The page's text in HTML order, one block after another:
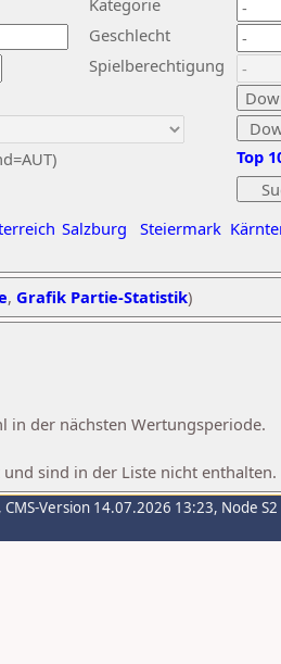
Kategorie
Geschlecht
Spielberechtigung
Salzburg Steiermark
Top
, Grafik Partie-Statistik)
in der nächsten Wertungsperiode.
sind in der Liste nicht enthalten.
, CMS-Version 14.07.2026 13:23, Node S2